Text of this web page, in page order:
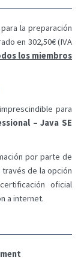
la preparación
en 302,50€ (IVA
los miembros
para
– Java SE
por parte de
de la opción
oficial
a internet.